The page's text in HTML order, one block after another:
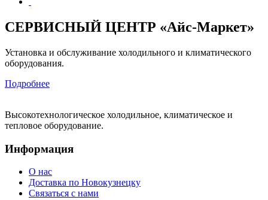
СЕРВИСНЫЙ ЦЕНТР «Айс-Маркет»
Установка и обслуживание холодильного и климатического
оборудования.
Подробнее
Высокотехнологическое холодильное, климатическое и
тепловое оборудование.
Информация
О нас
Доставка по Новокузнецку
Связаться с нами